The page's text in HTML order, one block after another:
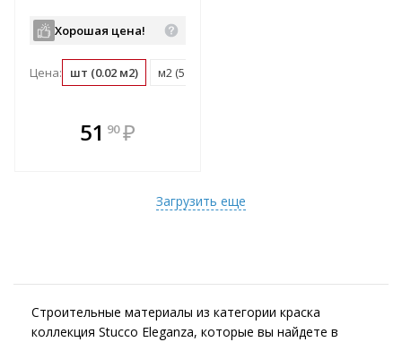
Хорошая цена!
Цена: шт (0.02 м2) м2 (51 шт)
51 90 ₽
Загрузить еще
Строительные материалы из категории краска
коллекция Stucco Eleganza, которые вы найдете в